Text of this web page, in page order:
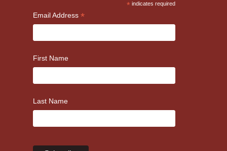
* indicates required
Email Address *
First Name
Last Name